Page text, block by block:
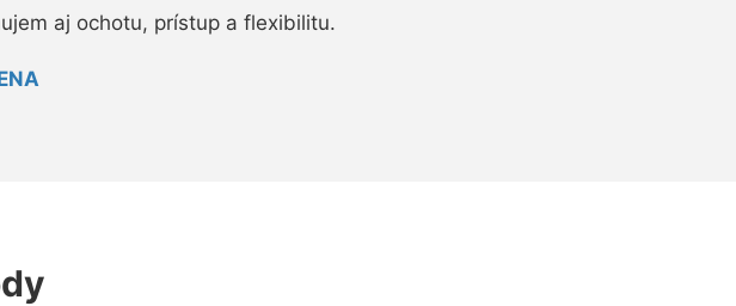
aj ochotu, prístup a flexibilitu.